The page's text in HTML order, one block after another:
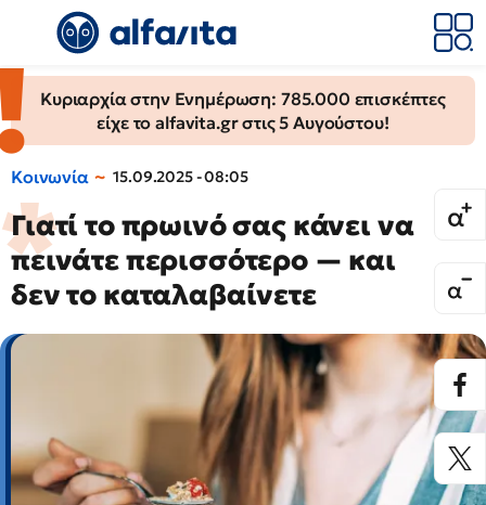
Κυριαρχία στην Ενημέρωση: 785.000 επισκέπτες
είχε το alfavita.gr στις 5 Αυγούστου!
Κοινωνία 15.09.2025 - 08:05
Γιατί το πρωινό σας κάνει να
πεινάτε περισσότερο — και
δεν το καταλαβαίνετε